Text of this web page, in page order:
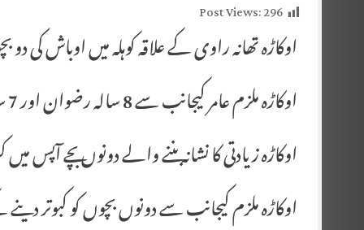
Post Views:296
اوکاڑہ تھانہ راوی کے علاقہ کوہلہ میں اوباش کی
اوکاڑہ ملزم عامر کیجانب سے 8 سالہ رضوان اور 7 سالہ رحمن کیساتھ فصل مکئی میں زبردستی زیادتی۔
اوکاڑہ زیادتی کا نشانہ بننے والے دونوں بچے آپس
اوکاڑہ ملزم کیجانب سے دونوں بچوں کو کبوتر